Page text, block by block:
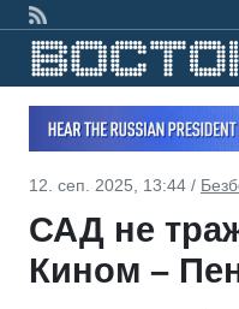
12. сеп. 2025, 13:44 /
САД не
Кином –